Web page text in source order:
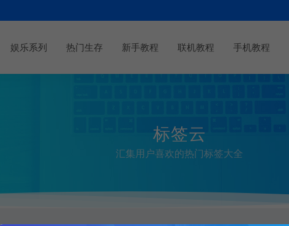
娱乐系列 热门生存 新手教程 联机教程 手机教程
标签云
汇集用户喜欢的热门标签大全